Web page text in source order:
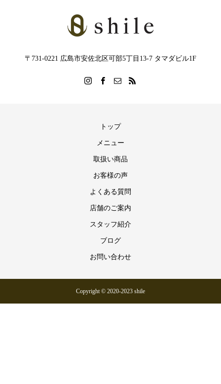
〒731-0221 広島市安佐北区可部5丁目13-7 タマダビル1F
トップ
メニュー
取扱い商品
お客様の声
よくある質問
店舗のご案内
スタッフ紹介
ブログ
お問い合わせ
Copyright © 2020-2023 shile